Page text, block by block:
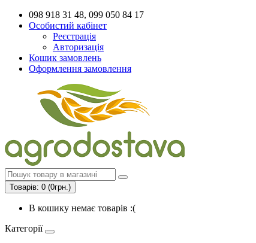
098 918 31 48, 099 050 84 17
Особистий кабінет
Реєстрація
Авторизація
Кошик замовлень
Оформлення замовлення
Товарів: 0 (0грн.)
В кошику немає товарів :(
Категорії